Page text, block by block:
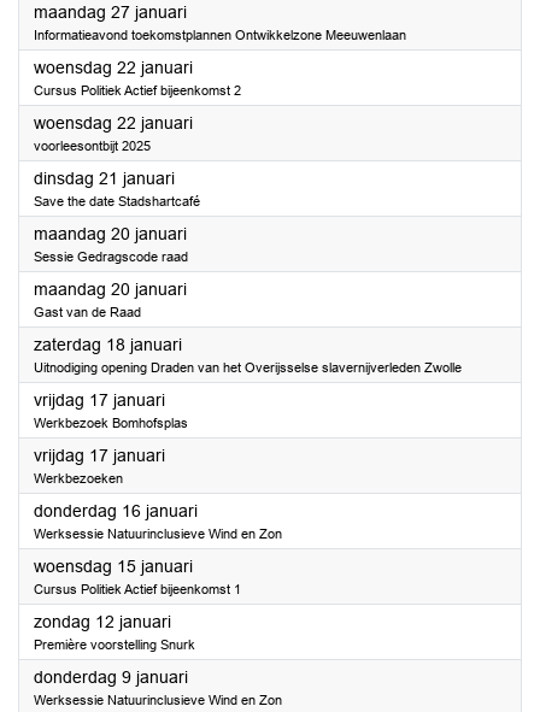
maandag 27 januari2025
Informatieavond toekomstplannen Ontwikkelzone Meeuwenlaan
woensdag 22 januari2025
Cursus Politiek Actief bijeenkomst 2
woensdag 22 januari2025
voorleesontbijt 2025
dinsdag 21 januari2025
Save the date Stadshartcafé
maandag 20 januari2025
Sessie Gedragscode raad
maandag 20 januari2025
Gast van de Raad
zaterdag 18 januari2025
Uitnodiging opening Draden van het Overijsselse slavernijverleden Zwolle
vrijdag 17 januari2025
Werkbezoek Bomhofsplas
vrijdag 17 januari2025
Werkbezoeken
donderdag 16 januari2025
Werksessie Natuurinclusieve Wind en Zon
woensdag 15 januari2025
Cursus Politiek Actief bijeenkomst 1
zondag 12 januari2025
Première voorstelling Snurk
donderdag 9 januari2025
Werksessie Natuurinclusieve Wind en Zon